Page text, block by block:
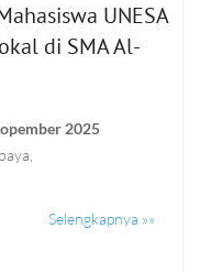
UNESA
di SMA Al-
2025
Selengkapnya »»